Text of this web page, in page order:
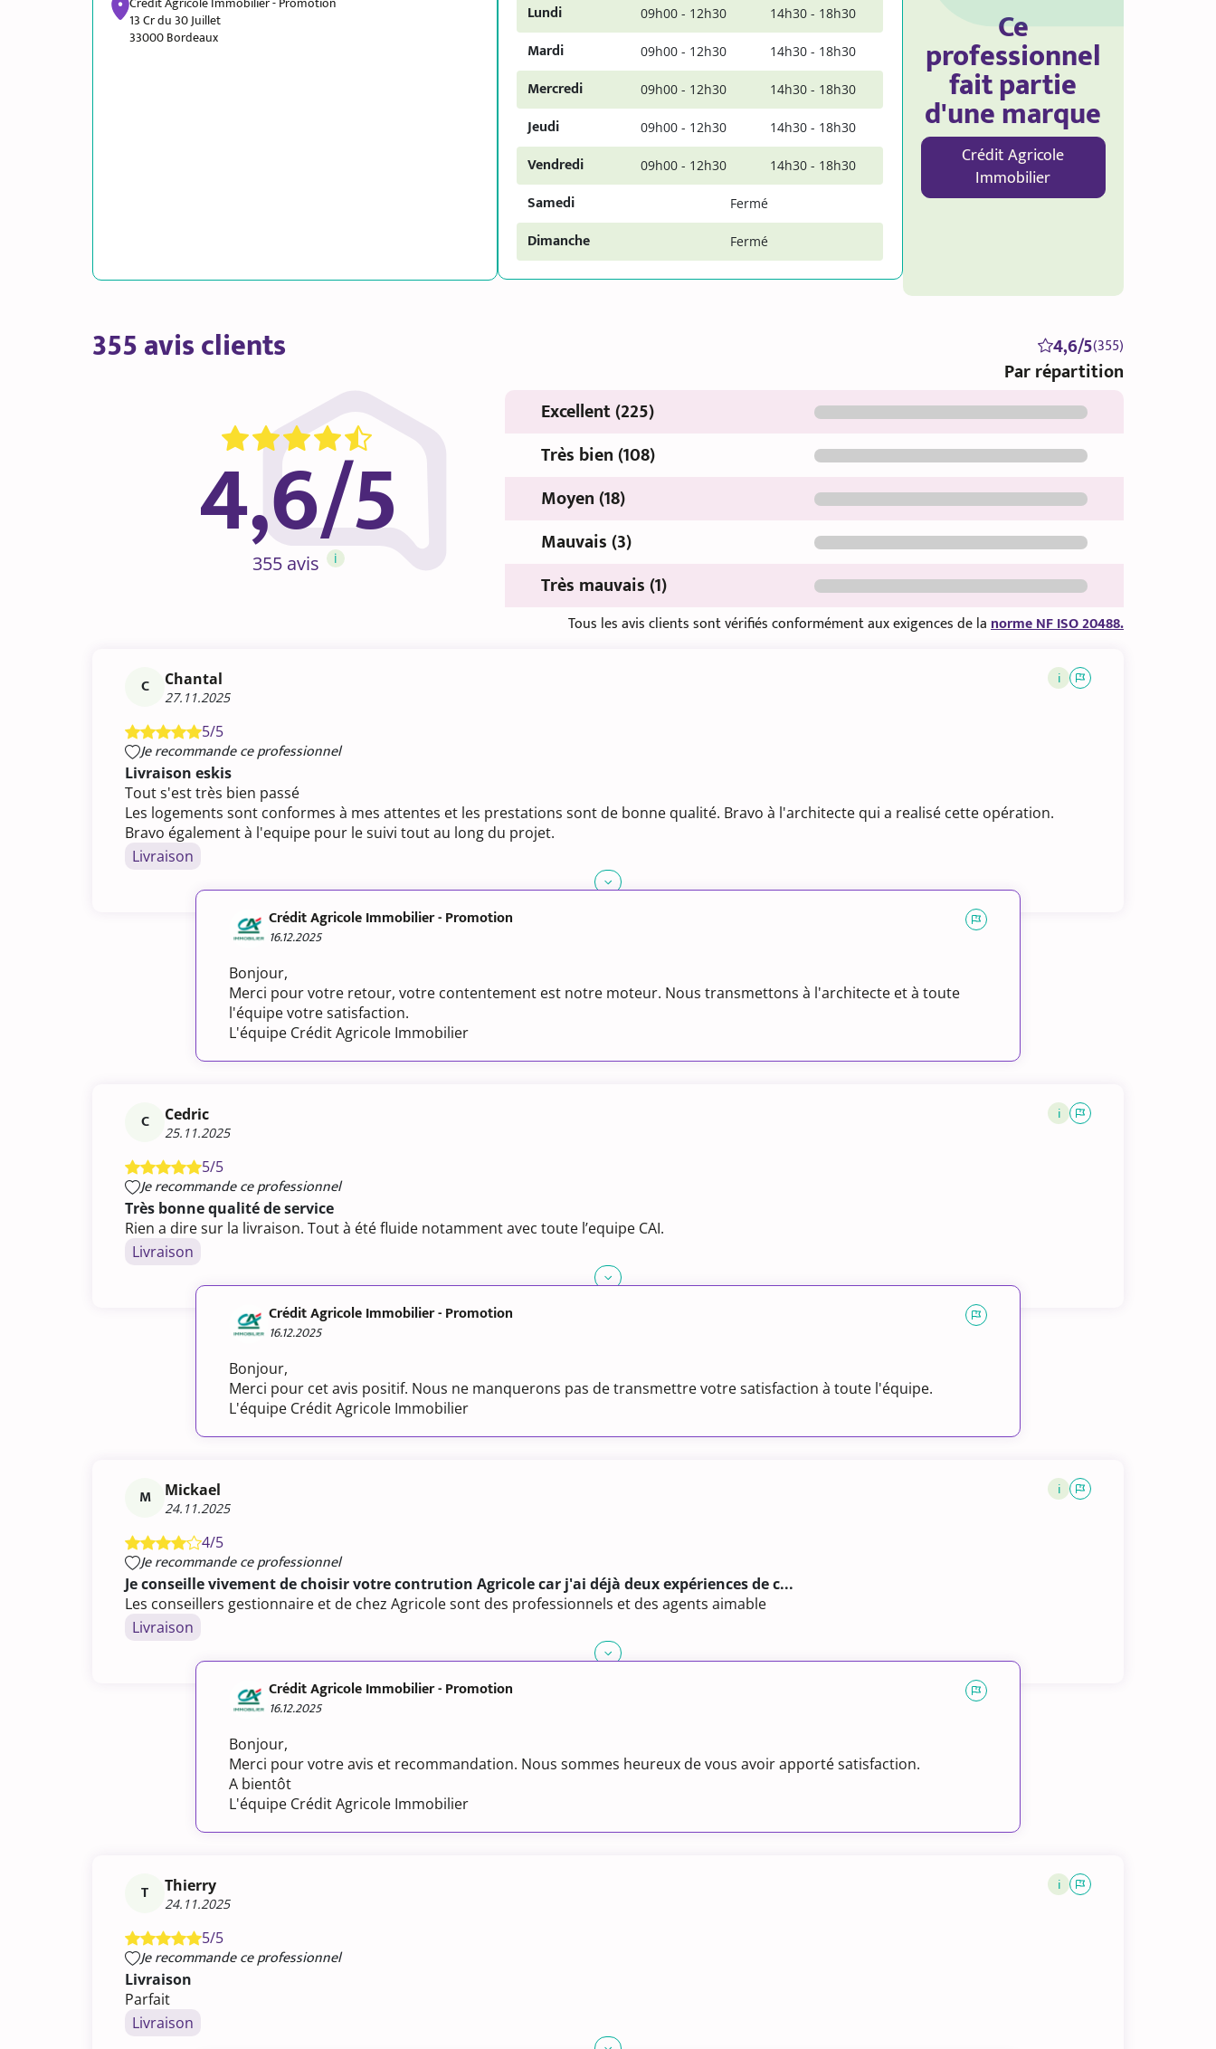
Ce
professionnel
fait partie
d'une marque
Crédit Agricole
Immobilier
13 Cr du 30 Juillet
33000 Bordeaux
Lundi 09h00 - 12h30 14h30 - 18h30
Mardi 09h00 - 12h30 14h30 - 18h30
Mercredi 09h00 - 12h30 14h30 - 18h30
Jeudi 09h00 - 12h30 14h30 - 18h30
Vendredi 09h00 - 12h30 14h30 - 18h30
Samedi Fermé
Dimanche Fermé
355 avis clients 4,6/5(355)
Par répartition
4,6/5
355 avis i
Excellent (225)
Très bien (108)
Moyen (18)
Mauvais (3)
Très mauvais (1)
Tous les avis clients sont vérifiés conformément aux exigences de lanorme NF ISO 20488.
C Chantal
27.11.2025
i
5/5
Je recommande ce professionnel
Livraison eskis
Tout s'est très bien passé
Les logements sont conformes à mes attentes et les prestations sont de bonne qualité. Bravo à l'architecte qui a realisé cette opération.
Bravo également à l'equipe pour le suivi tout au long du projet.
Livraison
Crédit Agricole Immobilier - Promotion
16.12.2025
Bonjour,
Merci pour votre retour, votre contentement est notre moteur. Nous transmettons à l'architecte et à toute
l'équipe votre satisfaction.
L'équipe Crédit Agricole Immobilier
C Cedric
25.11.2025
i
5/5
Je recommande ce professionnel
Très bonne qualité de service
Rien a dire sur la livraison. Tout à été fluide notamment avec toute l’equipe CAI.
Livraison
Crédit Agricole Immobilier - Promotion
16.12.2025
Bonjour,
Merci pour cet avis positif. Nous ne manquerons pas de transmettre votre satisfaction à toute l'équipe.
L'équipe Crédit Agricole Immobilier
M Mickael
24.11.2025
i
4/5
Je recommande ce professionnel
Je conseille vivement de choisir votre contrution Agricole car j'ai déjà deux expériences de c...
Les conseillers gestionnaire et de chez Agricole sont des professionnels et des agents aimable
Livraison
Crédit Agricole Immobilier - Promotion
16.12.2025
Bonjour,
Merci pour votre avis et recommandation. Nous sommes heureux de vous avoir apporté satisfaction.
A bientôt
L'équipe Crédit Agricole Immobilier
T Thierry
24.11.2025
i
5/5
Je recommande ce professionnel
Livraison
Parfait
Livraison